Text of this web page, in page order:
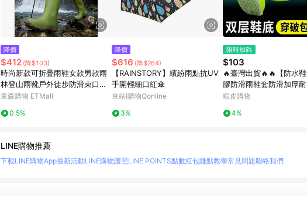
降價
$412 (降$103)
時尚新款可折疊雨鞋女款男款雨
林登山雨靴戶外徒步防滑束口防
水鞋
東森購物 ETMall
0.5%
降價
$616 (降$264)
【RAINSTORY】繽紛雨點抗UV
手開輕細口紅傘
京站i購物Qonline
3%
限時加碼
$103
🔥臺灣出貨🔥🔥【防水
膠防滑雨鞋套防滑加厚
防水防雨男女雨靴套
蝦皮購物
4%
LINE購物推薦
下載LINE購物App最新活動LINE購物護照LINE POINTS點數紅包賺點教學常見問題聯絡我們